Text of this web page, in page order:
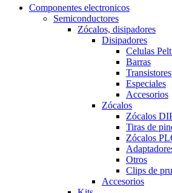
Componentes electronicos
Semiconductores
Zócalos, disipadores
Disipadores
Celulas
Barras
Transistores
Especiales
Accesorios
Zócalos
Zócalos
Tiras de
Zócalos
Otros
Clips de
Accesorios